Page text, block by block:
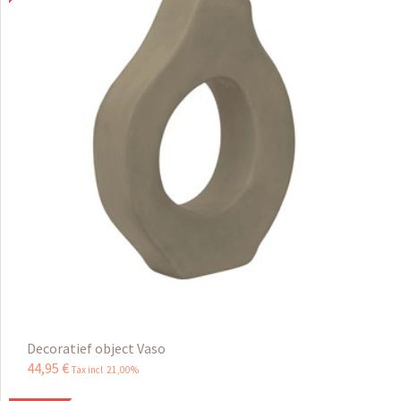
Decoratief object Vaso
44,95 € Tax incl 21,00%